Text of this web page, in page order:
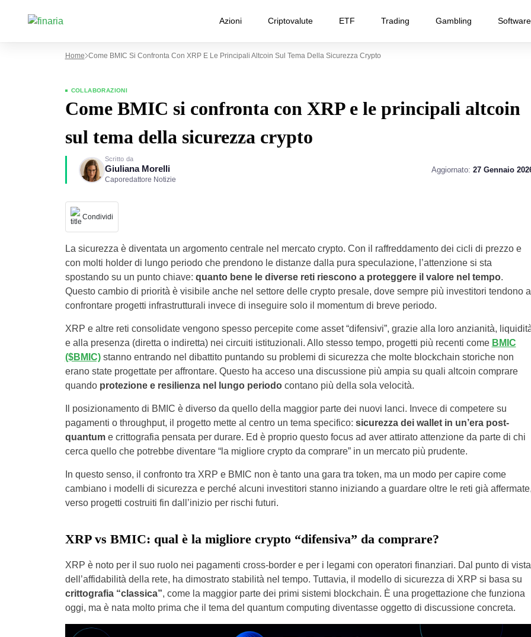
Azioni Criptovalute ETF Trading Gambling Software
Home Come BMIC Si Confronta Con XRP E Le Principali Altcoin Sul Tema Della Sicurezza Crypto
COLLABORAZIONI
Come BMIC si confronta con XRP e le principali altcoin
sul tema della sicurezza crypto
Scritto da
Giuliana Morelli
Caporedattore Notizie
Aggiornato: 27 Gennaio
Condividi
La sicurezza è diventata un argomento centrale nel mercato crypto. Con il raffreddamento dei cicli di prezzo e
con molti holder di lungo periodo che prendono le distanze dalla pura speculazione, l’attenzione si sta
spostando su un punto chiave: quanto bene le diverse reti riescono a proteggere il valore nel tempo.
Questo cambio di priorità è visibile anche nel settore delle crypto presale, dove sempre più investitori tendono a
confrontare progetti infrastrutturali invece di inseguire solo il momentum di breve periodo.
XRP e altre reti consolidate vengono spesso percepite come asset “difensivi”, grazie alla loro anzianità,
e alla presenza (diretta o indiretta) nei circuiti istituzionali. Allo stesso tempo, progetti più recenti come BMIC
($BMIC)stanno entrando nel dibattito puntando su problemi di sicurezza che molte blockchain storiche non
erano state progettate per affrontare. Questo ha acceso una discussione più ampia su quali altcoin comprare
quando protezione e resilienza nel lungo periodocontano più della sola velocità.
Il posizionamento di BMIC è diverso da quello della maggior parte dei nuovi lanci. Invece di competere su
pagamenti o throughput, il progetto mette al centro un tema specifico: sicurezza dei wallet in un’era post-
quantume crittografia pensata per durare. Ed è proprio questo focus ad aver attirato attenzione da parte di chi
cerca quello che potrebbe diventare “la migliore crypto da comprare” in un mercato più prudente.
In questo senso, il confronto tra XRP e BMIC non è tanto una gara tra token, ma un modo per capire come
cambiano i modelli di sicurezza e perché alcuni investitori stanno iniziando a guardare oltre le reti già
verso progetti costruiti fin dall’inizio per rischi futuri.
XRP vs BMIC: qual è la migliore crypto “difensiva” da comprare?
XRP è noto per il suo ruolo nei pagamenti cross-border e per i legami con operatori finanziari. Dal punto di vista
dell’affidabilità della rete, ha dimostrato stabilità nel tempo. Tuttavia, il modello di sicurezza di XRP si basa su
crittografia “classica”, come la maggior parte dei primi sistemi blockchain. È una progettazione che funziona
oggi, ma è nata molto prima che il tema del quantum computing diventasse oggetto di discussione concreta.